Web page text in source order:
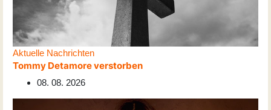
Aktuelle Nachrichten
Tommy Detamore verstorben
08. 08. 2026